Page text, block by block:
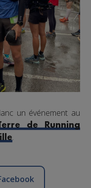
un événement au
de Running
.